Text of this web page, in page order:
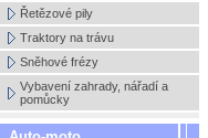
Řetězové pily
Traktory na trávu
Sněhové frézy
Vybavení zahrady, nářadí a
pomůcky